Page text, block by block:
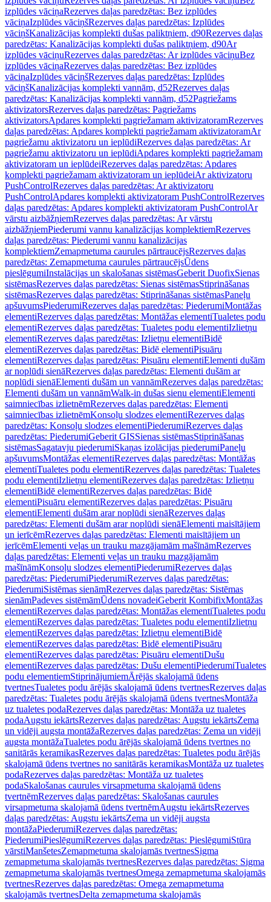
izplūdes vāciņaRezerves daļas paredzētas: Bez izplūdes
vāciņaIzplūdes vāciņšRezerves daļas paredzētas: Izplūdes
vāciņšKanalizācijas komplekti dušas paliktņiem, d90Rezerves daļas
paredzētas: Kanalizācijas komplekti dušas paliktņiem, d90Ar
izplūdes vāciņuRezerves daļas paredzētas: Ar izplūdes vāciņuBez
izplūdes vāciņaRezerves daļas paredzētas: Bez izplūdes
vāciņaIzplūdes vāciņšRezerves daļas paredzētas: Izplūdes
vāciņšKanalizācijas komplekti vannām, d52Rezerves daļas
paredzētas: Kanalizācijas komplekti vannām, d52Pagriežams
aktivizatorsRezerves daļas paredzētas: Pagriežams
aktivizatorsApdares komplekti pagriežamam aktivizatoramRezerves
daļas paredzētas: Apdares komplekti pagriežamam aktivizatoramAr
pagriežamu aktivizatoru un ieplūdiRezerves daļas paredzētas: Ar
pagriežamu aktivizatoru un ieplūdiApdares komplekti pagriežamam
aktivizatoram un ieplūdeiRezerves daļas paredzētas: Apdares
komplekti pagriežamam aktivizatoram un ieplūdeiAr aktivizatoru
PushControlRezerves daļas paredzētas: Ar aktivizatoru
PushControlApdares komplekti aktivizatoram PushControlRezerves
daļas paredzētas: Apdares komplekti aktivizatoram PushControlAr
vārstu aizbāžņiemRezerves daļas paredzētas: Ar vārstu
aizbāžņiemPiederumi vannu kanalizācijas komplektiemRezerves
daļas paredzētas: Piederumi vannu kanalizācijas
komplektiemZemapmetuma caurules pārtraucējsRezerves daļas
paredzētas: Zemapmetuma caurules pārtraucējsŪdens
pieslēgumiInstalācijas un skalošanas sistēmasGeberit DuofixSienas
sistēmasRezerves daļas paredzētas: Sienas sistēmasStiprināšanas
sistēmasRezerves daļas paredzētas: Stiprināšanas sistēmasPaneļu
apšuvumsPiederumiRezerves daļas paredzētas: PiederumiMontāžas
elementiRezerves daļas paredzētas: Montāžas elementiTualetes podu
elementiRezerves daļas paredzētas: Tualetes podu elementiIzlietņu
elementiRezerves daļas paredzētas: Izlietņu elementiBidē
elementiRezerves daļas paredzētas: Bidē elementiPisuāru
elementiRezerves daļas paredzētas: Pisuāru elementiElementi dušām
ar noplūdi sienāRezerves daļas paredzētas: Elementi dušām ar
noplūdi sienāElementi dušām un vannāmRezerves daļas paredzētas:
Elementi dušām un vannāmWalk-in dušas sienu elementiElementi
saimniecības izlietnēmRezerves daļas paredzētas: Elementi
saimniecības izlietnēmKonsoļu slodzes elementiRezerves daļas
paredzētas: Konsoļu slodzes elementiPiederumiRezerves daļas
paredzētas: PiederumiGeberit GISSienas sistēmasStiprināšanas
sistēmasSagatavju piederumiSkaņas izolācijas piederumiPaneļu
apšuvumsMontāžas elementiRezerves daļas paredzētas: Montāžas
elementiTualetes podu elementiRezerves daļas paredzētas: Tualetes
podu elementiIzlietņu elementiRezerves daļas paredzētas: Izlietņu
elementiBidē elementiRezerves daļas paredzētas: Bidē
elementiPisuāru elementiRezerves daļas paredzētas: Pisuāru
elementiElementi dušām arar noplūdi sienāRezerves daļas
paredzētas: Elementi dušām arar noplūdi sienāElementi maisītājiem
un ierīcēmRezerves daļas paredzētas: Elementi maisītājiem un
ierīcēmElementi veļas un trauku mazgājamām mašīnāmRezerves
daļas paredzētas: Elementi veļas un trauku mazgājamām
mašīnāmKonsoļu slodzes elementiPiederumiRezerves daļas
paredzētas: PiederumiPiederumiRezerves daļas paredzētas:
PiederumiSistēmas sienāmRezerves daļas paredzētas: Sistēmas
sienāmPadeves sistēmāmŪdens novadeiGeberit KombifixMontāžas
elementiRezerves daļas paredzētas: Montāžas elementiTualetes podu
elementiRezerves daļas paredzētas: Tualetes podu elementiIzlietņu
elementiRezerves daļas paredzētas: Izlietņu elementiBidē
elementiRezerves daļas paredzētas: Bidē elementiPisuāru
elementiRezerves daļas paredzētas: Pisuāru elementiDušu
elementiRezerves daļas paredzētas: Dušu elementiPiederumiTualetes
podu elementiemStiprinājumiemĀrējās skalojamā ūdens
tvertnesTualetes podu ārējās skalojamā ūdens tvertnesRezerves daļas
paredzētas: Tualetes podu ārējās skalojamā ūdens tvertnesMontāža
uz tualetes podaRezerves daļas paredzētas: Montāža uz tualetes
podaAugstu iekārtsRezerves daļas paredzētas: Augstu iekārtsZema
un vidēji augsta montāžaRezerves daļas paredzētas: Zema un vidēji
augsta montāžaTualetes podu ārējās skalojamā ūdens tvertnes no
sanitārās keramikasRezerves daļas paredzētas: Tualetes podu ārējās
skalojamā ūdens tvertnes no sanitārās keramikasMontāža uz tualetes
podaRezerves daļas paredzētas: Montāža uz tualetes
podaSkalošanas caurules virsapmetuma skalojamā ūdens
tvertnēmRezerves daļas paredzētas: Skalošanas caurules
virsapmetuma skalojamā ūdens tvertnēmAugstu iekārtsRezerves
daļas paredzētas: Augstu iekārtsZema un vidēji augsta
montāžaPiederumiRezerves daļas paredzētas:
PiederumiPieslēgumiRezerves daļas paredzētas: PieslēgumiStūra
vārstiManšetesZemapmetuma skalojamās tvertnesSigma
zemapmetuma skalojamās tvertnesRezerves daļas paredzētas: Sigma
zemapmetuma skalojamās tvertnesOmega zemapmetuma skalojamās
tvertnesRezerves daļas paredzētas: Omega zemapmetuma
skalojamās tvertnesDelta zemapmetuma skalojamās